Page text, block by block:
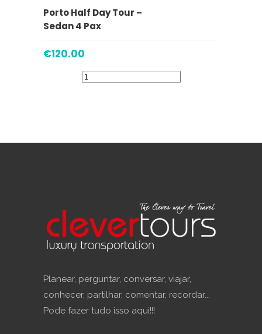
VER OPÇÕES
Porto Half Day Tour –
Sedan 4 Pax
€120.00
Planear, perguntar, conversar, viajar,
conhecer, partilhar, comentar, recordar...
Pode fazer tudo isso aqui!!!